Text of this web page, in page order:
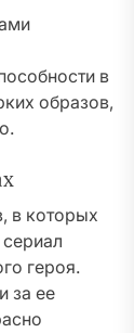
в
образов,
в которых
героя.
за ее